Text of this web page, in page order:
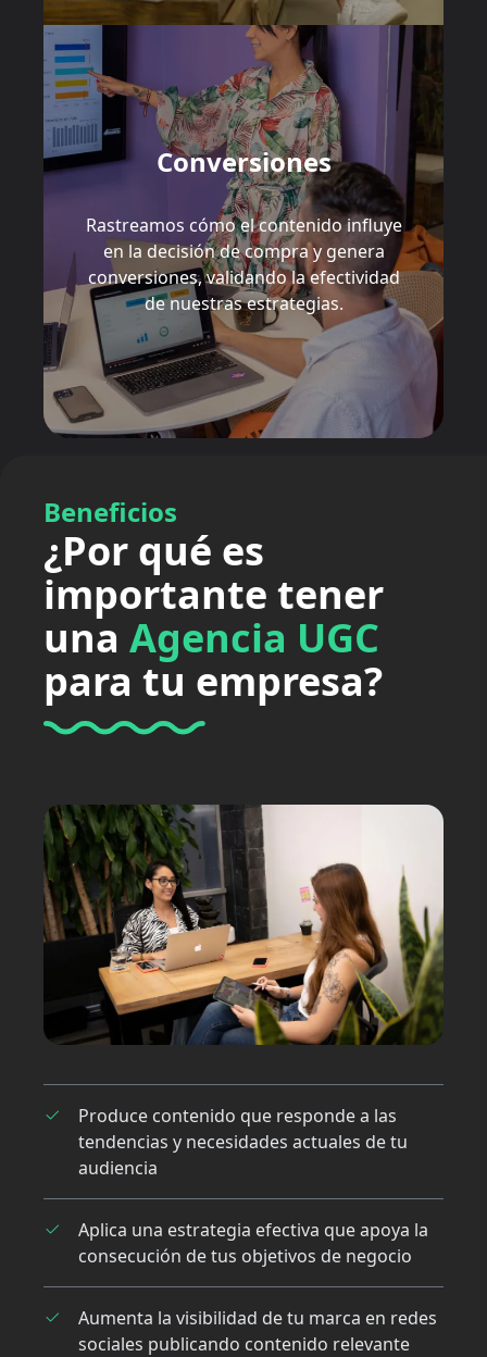
Conversiones
Rastreamos cómo el contenido influye
en la decisión de compra y genera
conversiones, validando la efectividad
de nuestras estrategias.
Beneficios
¿Por qué es
importante tener
una Agencia UGC
para tu empresa?
Produce contenido que responde a las
tendencias y necesidades actuales de tu
audiencia
Aplica una estrategia efectiva que apoya la
consecución de tus objetivos de negocio
Aumenta la visibilidad de tu marca en redes
sociales publicando contenido relevante